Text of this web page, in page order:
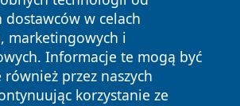
dostawców w celach
marketingowych i
Informacje te mogą być
przez naszych
korzystanie ze
Wszystkie prawa
Polityka
Polityka